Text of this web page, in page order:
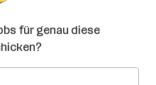
für genau diese